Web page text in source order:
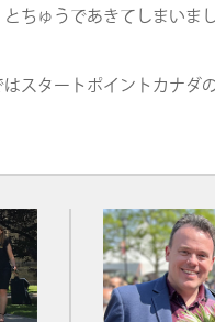
ちゅうであきてしまいま
タートポイントカナダ